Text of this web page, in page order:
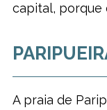
capital, porque
A praia de